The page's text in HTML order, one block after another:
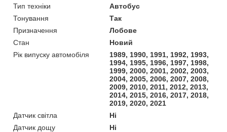
Тип техніки
Автобус
Тонування
Так
Призначення
Лобове
Стан
Новий
Рік випуску автомобіля
1989, 1990, 1991, 1992, 1993,
1994, 1995, 1996, 1997, 1998,
1999, 2000, 2001, 2002, 2003,
2004, 2005, 2006, 2007, 2008,
2009, 2010, 2011, 2012, 2013,
2014, 2015, 2016, 2017, 2018,
2019, 2020, 2021
Датчик світла
Ні
Датчик дощу
Ні